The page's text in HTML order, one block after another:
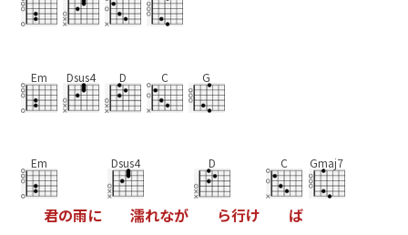
Em Dsus4 D C G
Em
君の雨に
Dsus4
濡れなが
D
ら行け
C
ば
Gmaj7